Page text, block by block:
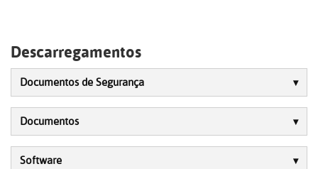
Descarregamentos
Documentos de Segurança
Documentos
Software